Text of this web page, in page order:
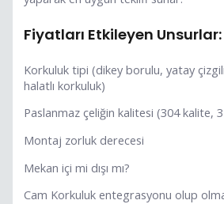
Fiyatları Etkileyen Unsurlar:
Korkuluk tipi (dikey borulu, yatay
halatlı korkuluk)
Paslanmaz çeliğin kalitesi (304 kalite,
Montaj zorluk derecesi
Mekan içi mi dışı mı?
Cam Korkuluk entegrasyonu olup